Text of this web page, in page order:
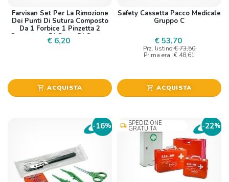
Farvisan Set Per La Rimozione
Dei Punti Di Sutura Composto
Da 1 Forbice 1 Pinzetta 2
Compresse Di Garza Di Cotone
€ 6,20
shopping_cart ACQUISTA
Safety Cassetta Pacco Medicale
Gruppo C
€ 53,70
Prz. listino € 73,50
Prima era € 48,61
shopping_cart ACQUISTA
-16% local_shipping SPEDIZIONE
GRATUITA -22%